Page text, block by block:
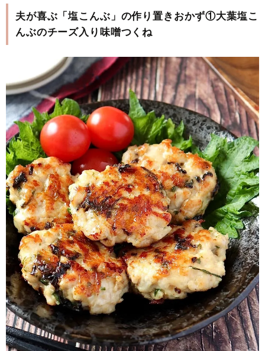
夫が喜ぶ「塩こんぶ」の作り置きおかず①大葉塩こ
んぶのチーズ入り味噌つくね